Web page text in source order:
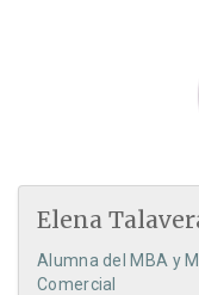
Elena
Alumna del MBA y
Comercial